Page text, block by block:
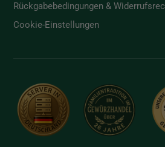
Rückgabebedingungen &
Cookie-Einstellungen